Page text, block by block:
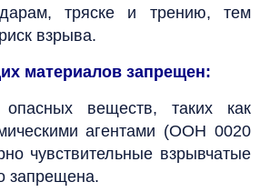
тряске и трению, тем
взрыва.
материалов запрещен:
опасных веществ, таких как
агентами (ООН 0020
чувствительные взрывчатые
запрещена.